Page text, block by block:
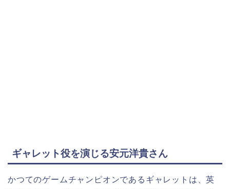
ギャレット役を演じる安元洋貴さん
かつてのゲームチャンピオンであるギャレットは、英